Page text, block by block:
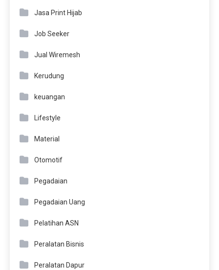
Jasa Print Hijab
Job Seeker
Jual Wiremesh
Kerudung
keuangan
Lifestyle
Material
Otomotif
Pegadaian
Pegadaian Uang
Pelatihan ASN
Peralatan Bisnis
Peralatan Dapur